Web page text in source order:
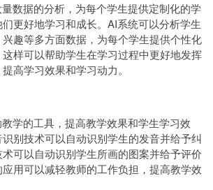
数据的分析，为每个学生提供定制化的学
更好地学习和成长。AI系统可以分析学生
趣等多方面数据，为每个学生提供个性化
样可以帮助学生在学习过程中更好地发挥
高学习效果和学习动力。
学的工具，提高教学效果和学生学习效
别技术可以自动识别学生的发音并给予纠
可以自动识别学生所画的图案并给予评价
用可以减轻教师的工作负担，提高教学效